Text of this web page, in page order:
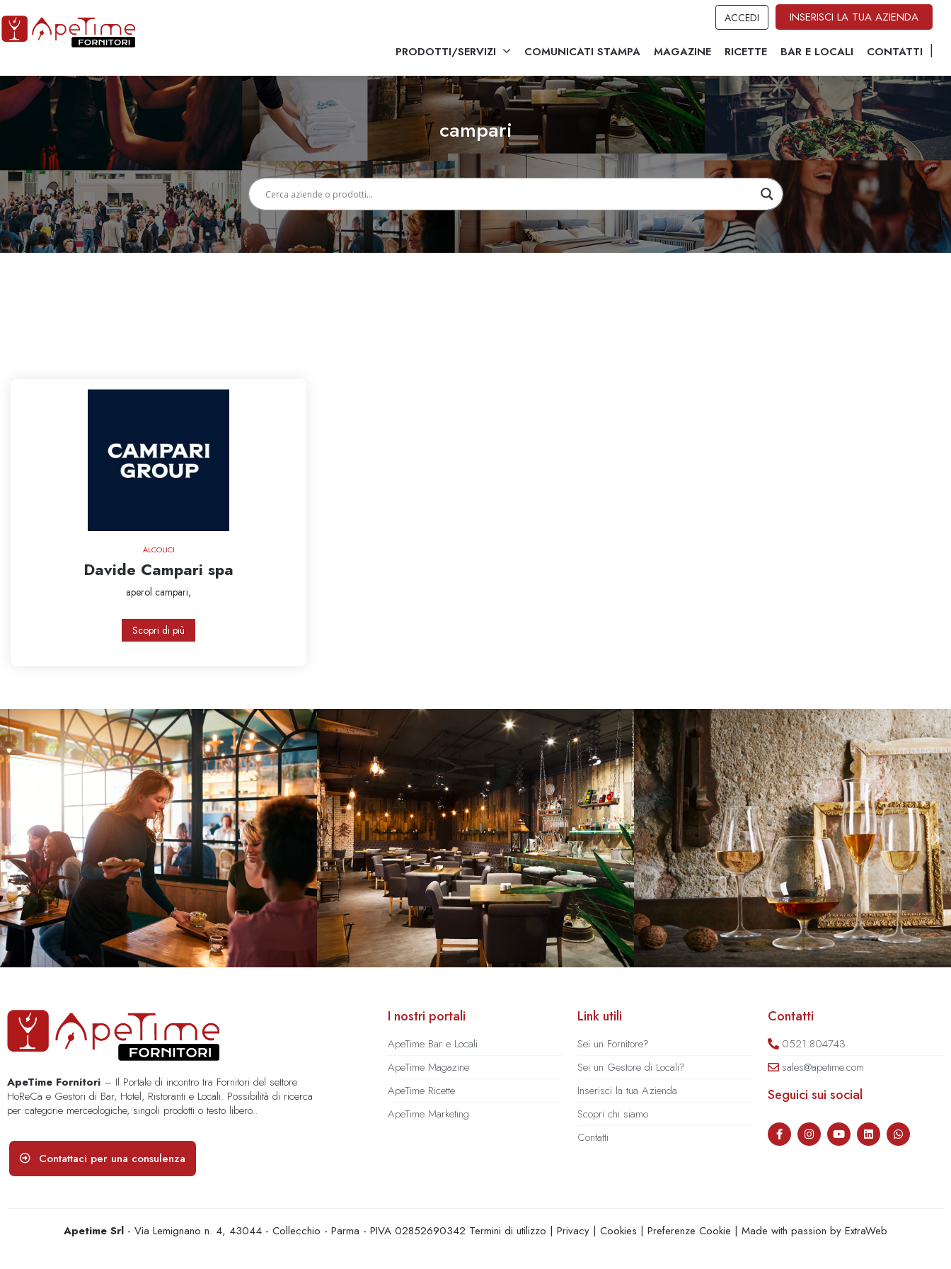
ACCEDI INSERISCI LA TUA AZIENDA
PRODOTTI/SERVIZI COMUNICATI STAMPA MAGAZINE RICETTE BAR E LOCALI CONTATTI
campari
ALCOLICI
Davide Campari spa
aperol campari,
Scopri di più
ApeTime Fornitori – Il Portale di incontro tra Fornitori del settore
HoReCa e Gestori di Bar, Hotel, Ristoranti e Locali. Possibilità di ricerca
per categorie merceologiche, singoli prodotti o testo libero..
Contattaci per una consulenza
I nostri portali
ApeTime Bar e Locali
ApeTime Magazine
ApeTime Ricette
ApeTime Marketing
Link utili
Sei un Fornitore?
Sei un Gestore di Locali?
Inserisci la tua Azienda
Scopri chi siamo
Contatti
Contatti
0521.804743
sales@apetime.com
Seguici sui social
Apetime Srl - Via Lemignano n. 4, 43044 - Collecchio - Parma - PIVA 02852690342 Termini di utilizzo | Privacy | Cookies | Preferenze Cookie | Made with passion by ExtraWeb